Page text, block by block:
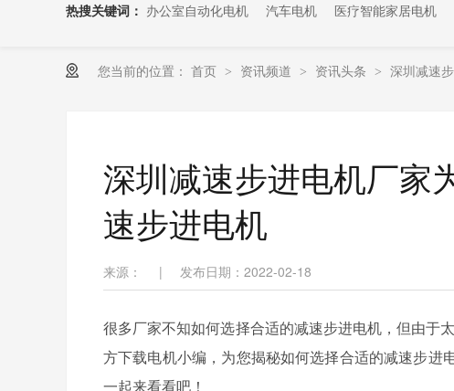
热搜关键词： 办公室自动化电机 汽车电机 医疗智能家居电机
您当前的位置： 首页 > 资讯频道 > 资讯头条 > 深圳减速
深圳减速步进电机厂家
速步进电机
来源： | 发布日期：2022-02-18
很多厂家不知如何选择合适的减速步进电机，但由
方下载电机小编，为您揭秘如何选择合适的减速步进电
一起来看看吧！